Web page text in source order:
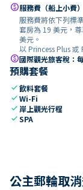
paid服務費（船上小費）
服務費將依下列標
套房為 19 美元，
美元。
以 Princess Plus 或
paid國際觀光旅客稅：
預購套餐
check飲料套餐
checkWi-Fi
check 岸上觀光行程
checkSPA
公主郵輪取